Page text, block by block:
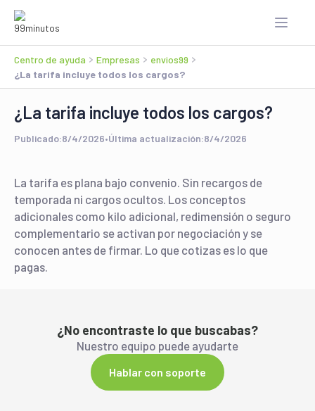
Centro de ayuda Empresas
envios99
¿La tarifa incluye todos los cargos?
¿La tarifa incluye todos los cargos?
Publicado:8/4/2026•Última actualización:8/4/2026
La tarifa es plana bajo convenio. Sin recargos de
temporada ni cargos ocultos. Los conceptos
adicionales como kilo adicional, redimensión o seguro
complementario se activan por negociación y se
conocen antes de firmar. Lo que cotizas es lo que
pagas.
¿No encontraste lo que buscabas?
Nuestro equipo puede ayudarte
Hablar con soporte